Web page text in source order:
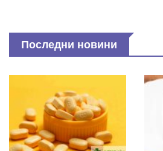
Последни новини